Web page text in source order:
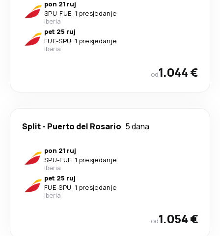
pon 21 ruj
SPU-FUE· 1 presjedanje
Iberia
pet 25 ruj
FUE-SPU· 1 presjedanje
Iberia
od1.044 €
Split- Puerto del Rosario 5 dana
pon 21 ruj
SPU-FUE· 1 presjedanje
Iberia
pet 25 ruj
FUE-SPU· 1 presjedanje
Iberia
od1.054 €